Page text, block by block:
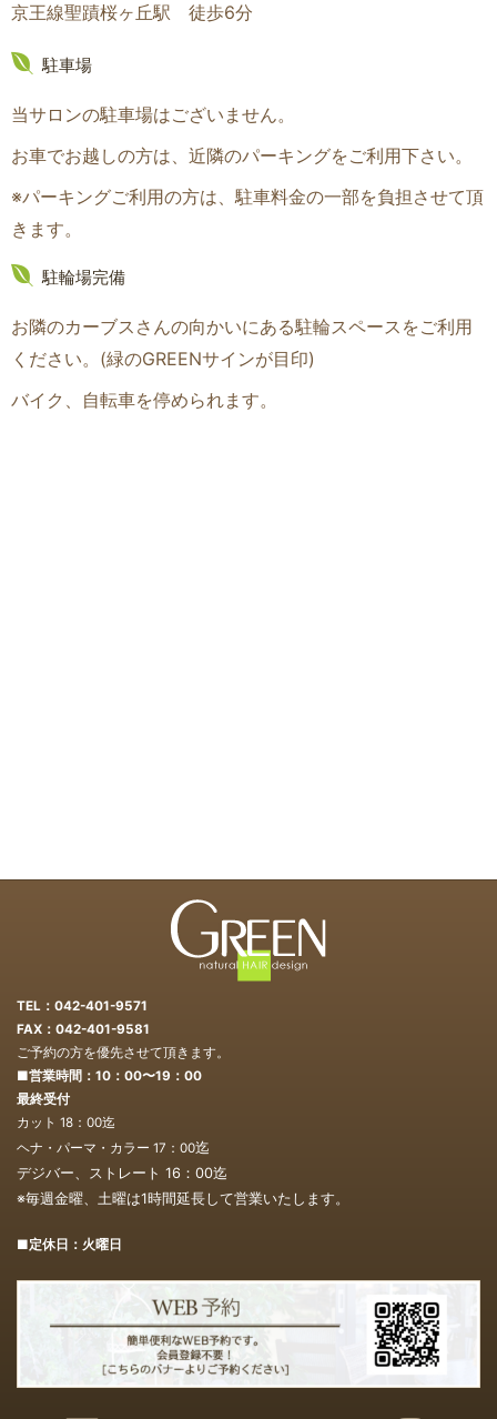
京王線聖蹟桜ヶ丘駅 徒歩6分
駐車場
当サロンの駐車場はございません。
お車でお越しの方は、近隣のパーキングをご利用下さい。
※パーキングご利用の方は、駐車料金の一部を負担させて頂
きます。
駐輪場完備
お隣のカーブスさんの向かいにある駐輪スペースをご利用
ください。(緑のGREENサインが目印)
バイク、自転車を停められます。
TEL：042-401-9571
FAX：042-401-9581
ご予約の方を優先させて頂きます。
■営業時間：10：00〜19：00
最終受付
カット 18：00迄
ヘナ・パーマ・カラー 17：00迄
デジバー、ストレート 16：00迄
※毎週金曜、土曜は1時間延長して営業いたします。
■定休日：火曜日